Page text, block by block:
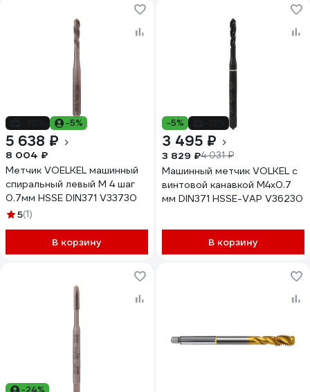
-5%
5 638 ₽
8 004 ₽
Метчик VOELKEL машинный
спиральный левый М 4 шаг
0.7мм HSSE DIN371 V33730
5(1)
В корзину
-5%
3 495 ₽
3 829 ₽4 031 ₽
Машинный метчик VOLKEL с
винтовой канавкой М4х0.7
мм DIN371 HSSE-VAP V36230
В корзину
-24%